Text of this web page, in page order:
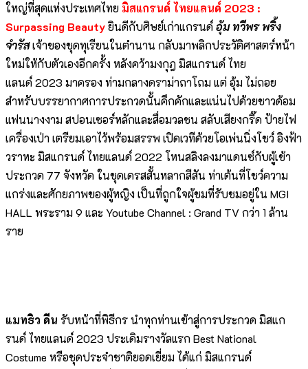
ใหญ่ที่สุดแห่งประเทศไทย มิสแกรนด์ ไทยแลนด์ 2023 :
Surpassing Beautyยินดีกับศิษย์เก่าแกรนด์อุ้ม ทวีพร พริ้ง
จำรัสเจ้าของชุดทุเรียนในตำนาน กลับมาพลิกประวัติศาสตร์หน้า
ใหม่ให้กับตัวเองอีกครั้ง หลังคว้ามงกุฎ มิสแกรนด์ ไทย
แลนด์ 2023 มาครอง ท่ามกลางดราม่าถาโถม แต่ อุ้ม ไม่ถอย
สำหรับบรรยากาศการประกวดนั้นคึกคักและแน่นไปด้วยชาวด้อม
แฟนนางงาม สปอนเซอร์หลักและสื่อมวลชน สลับเสียงกรี๊ด ป้ายไฟ
เครื่องเป่า เตรียมเอาไว้พร้อมสรรพ เปิดเวทีด้วยโอเพ่นนิ่งโชว์ อิงฟ้า
วราหะ มิสแกรนด์ ไทยแลนด์ 2022 โหนสลิงลงมาแดนซ์กับผู้เข้า
ประกวด 77 จังหวัด ในชุดเดรสสั้นหลากสีสัน ท่าเต้นที่โชว์ความ
แกร่งและศักยภาพของผู้หญิง เป็นที่ถูกใจผู้ชมที่รับชมอยู่ใน MGI
HALL พระราม 9 และ Youtube Channel : Grand TV กว่า 1 ล้าน
ราย
แมทธิว ดีน รับหน้าที่พิธีกร นำทุกท่านเข้าสู่การประกวด มิสแก
รนด์ ไทยแลนด์ 2023 ประเดิมรางวัลแรก Best National
Costume หรือชุดประจำชาติยอดเยี่ยม ได้แก่ มิสแกรนด์